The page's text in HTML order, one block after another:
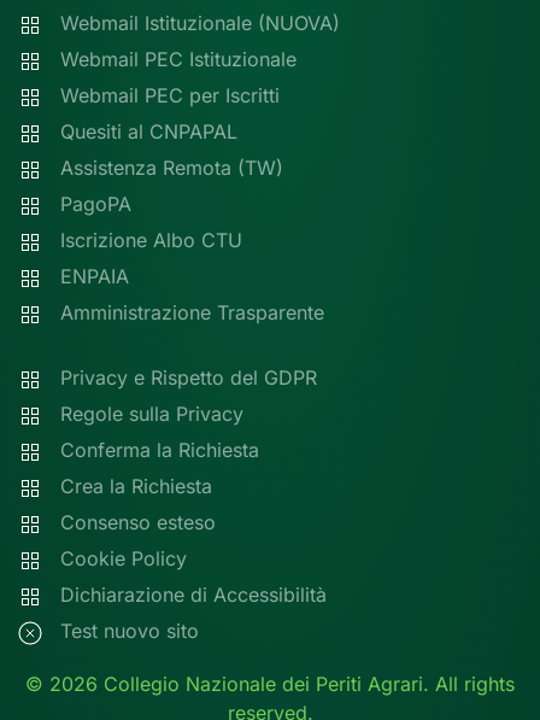
Webmail Istituzionale (NUOVA)
Webmail PEC Istituzionale
Webmail PEC per Iscritti
Quesiti al CNPAPAL
Assistenza Remota (TW)
PagoPA
Iscrizione Albo CTU
ENPAIA
Amministrazione Trasparente
Privacy e Rispetto del GDPR
Regole sulla Privacy
Conferma la Richiesta
Crea la Richiesta
Consenso esteso
Cookie Policy
Dichiarazione di Accessibilità
Test nuovo sito
© 2026 Collegio Nazionale dei Periti Agrari. All rights
reserved.